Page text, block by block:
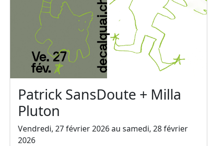
Patrick SansDoute + Milla
Pluton
Vendredi, 27 février 2026 au samedi, 28 février
2026